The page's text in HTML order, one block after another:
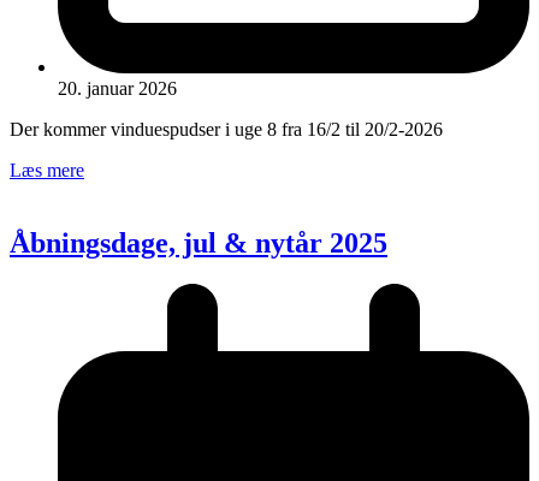
20. januar 2026
Der kommer vinduespudser i uge 8 fra 16/2 til 20/2-2026
Læs mere
Åbningsdage, jul & nytår 2025